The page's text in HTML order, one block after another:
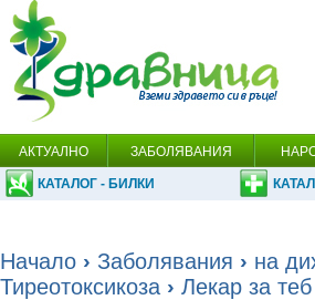
АКТУАЛНО ЗАБОЛЯВАНИЯ
КАТАЛОГ - БИЛКИ
Начало › Заболявания › на
Тиреотоксикоза › Лекар за теб